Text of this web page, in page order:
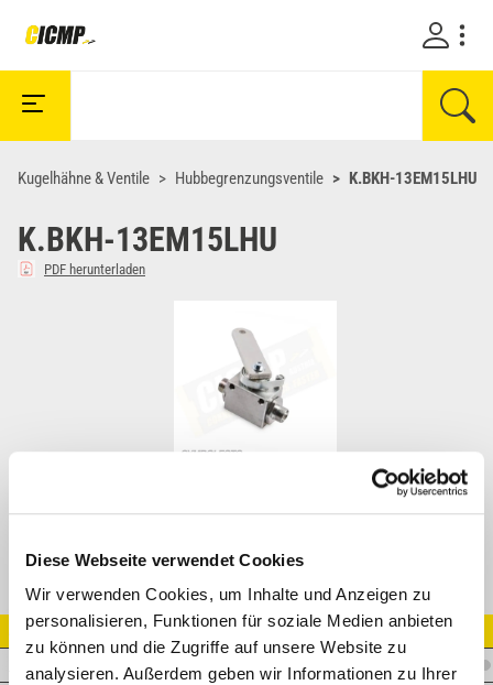
Diese Webseite verwendet Cookies
Wir verwenden Cookies, um Inhalte und Anzeigen zu
personalisieren, Funktionen für soziale Medien anbieten
zu können und die Zugriffe auf unsere Website zu
analysieren. Außerdem geben wir Informationen zu Ihrer
Kugelhähne & Ventile Hubbegrenzungsventile K.BKH-13EM15LHU
K.BKH-13EM15LHU
PDF herunterladen
Artikel Nr.
K.BKH-13EM15LHU